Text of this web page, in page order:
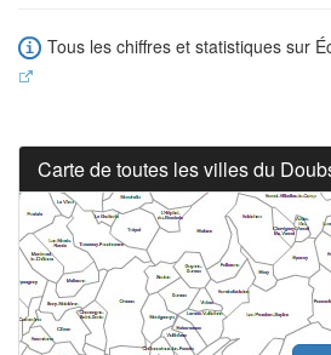
Tous les chiffres et statistiques sur
Carte de toutes les villes du